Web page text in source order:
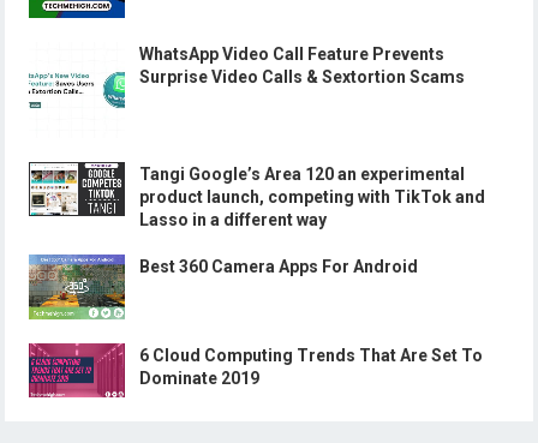
WhatsApp Video Call Feature Prevents
Surprise Video Calls & Sextortion Scams
Tangi Google’s Area 120 an experimental
product launch, competing with TikTok and
Lasso in a different way
Best 360 Camera Apps For Android
6 Cloud Computing Trends That Are Set To
Dominate 2019